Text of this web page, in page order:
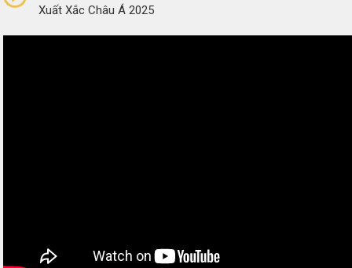
Xuất Xắc Châu Á 2025